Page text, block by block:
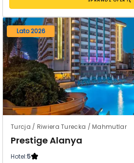
Lato 2026
Turcja / Riwiera Turecka / Mahmutlar
Prestige Alanya
Hotel:5